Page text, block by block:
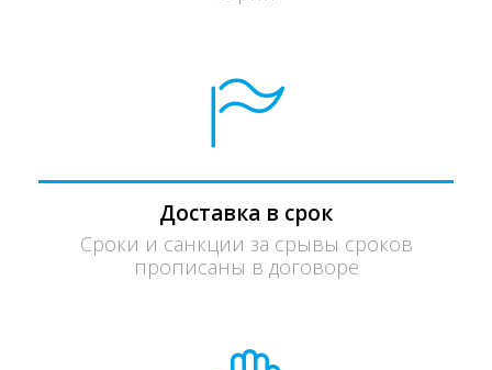
Доставка в срок
Сроки и санкции за срывы сроков
прописаны в договоре